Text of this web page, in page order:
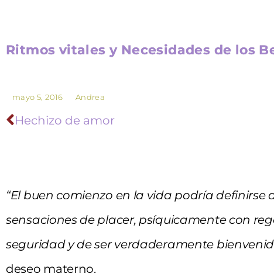
Ritmos vitales y Necesidades de los
mayo 5, 2016 Andrea
Hechizo de amor
“El buen comienzo en la vida podría
sensaciones de placer, psíquicamente con
seguridad y de ser verdaderamente
deseo materno.